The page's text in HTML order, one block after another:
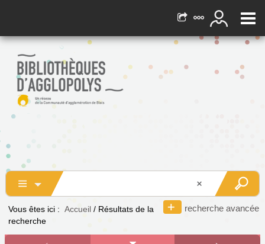
recherche avancée
Vous êtes ici : Accueil / Résultats de la
recherche